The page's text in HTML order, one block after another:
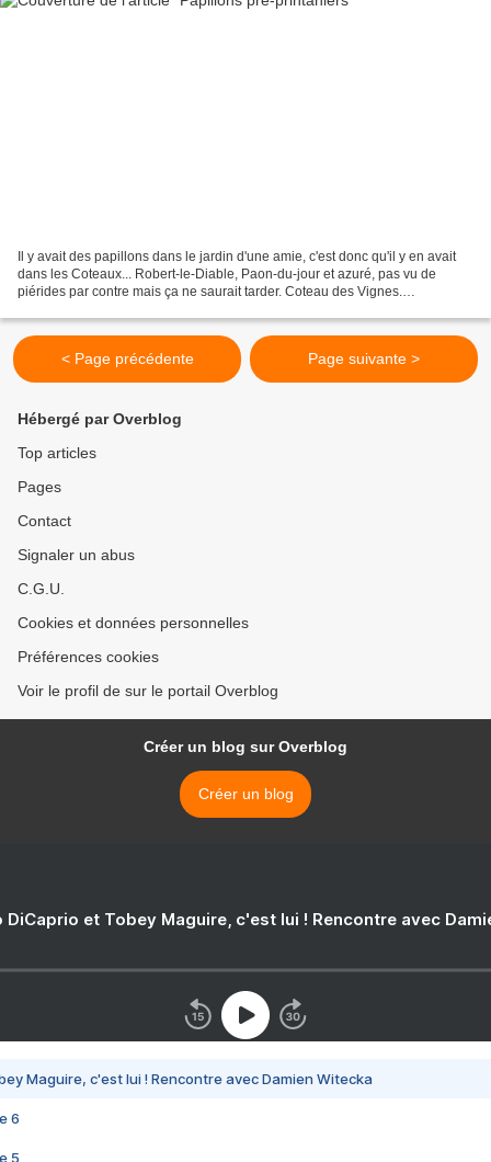
Il y avait des papillons dans le jardin d'une amie, c'est donc qu'il y en avait
dans les Coteaux... Robert-le-Diable, Paon-du-jour et azuré, pas vu de
piérides par contre mais ça ne saurait tarder. Coteau des Vignes.
< Page précédente Page suivante >
Hébergé par Overblog
Top articles
Pages
Contact
Signaler un abus
C.G.U.
Cookies et données personnelles
Préférences cookies
Voir le profil de sur le portail Overblog
Créer un blog sur Overblog
Créer un blog
DiCaprio et Tobey Maguire, c'est lui ! Rencontre avec
Maguire, c'est lui ! Rencontre avec Damien Witecka
6
5